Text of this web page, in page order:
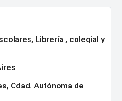
, Librería , colegial y
Cdad. Autónoma de